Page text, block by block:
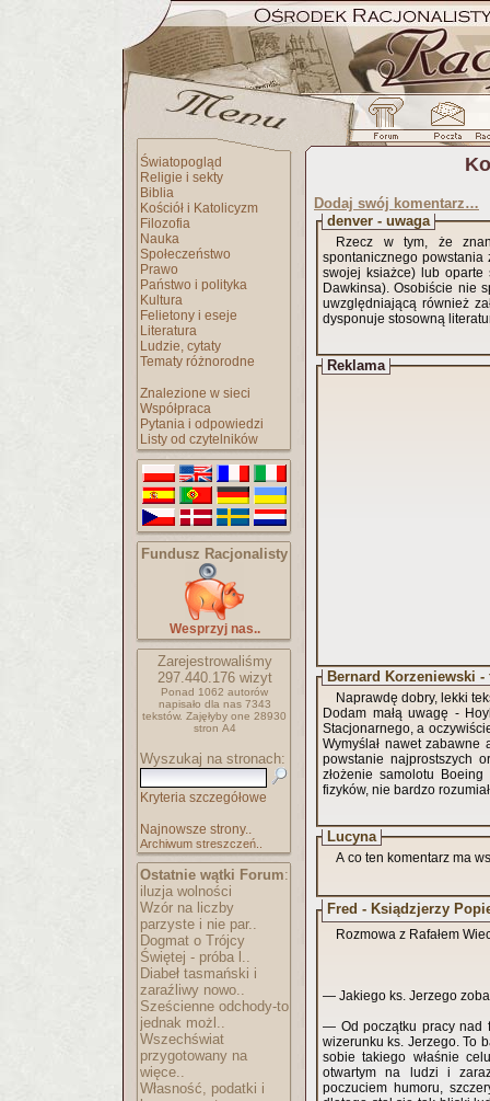
Światopogląd
Religie i sekty
Biblia
Kościół i Katolicyzm
Filozofia
Nauka
Społeczeństwo
Prawo
Państwo i polityka
Kultura
Felietony i eseje
Literatura
Ludzie, cytaty
Tematy różnorodne
Znalezione w sieci
Współpraca
Pytania i odpowiedzi
Listy od czytelników
Fundusz Racjonalisty
Wesprzyj nas..
Zarejestrowaliśmy
297.440.176wizyt
Ponad 1062 autorów
napisało dla nas 7343
tekstów. Zajęłyby one 28930
stron A4
Wyszukaj na stronach:
Kryteria szczegółowe
Najnowsze strony..
Archiwum streszczeń..
Ostatnie wątki Forum:
iluzja wolności
Wzór na liczby
parzyste i nie par..
Dogmat o Trójcy
Świętej - próba l..
Diabeł tasmański i
zaraźliwy nowo..
Sześcienne odchody-to
jednak możl..
Wszechświat
przygotowany na
więce..
Własność, podatki i
Dodaj swój komentarz…
denver - uwaga
Rzecz w tym, że
spontanicznego powstania życia maja charakter opisowy (taka jak np. zrobiło to
swojej ksiażce) lub oparte
Dawkinsa). Osobiście nie
uwzględniającą również
dysponuje stosowną
Reklama
Bernard Korzeniewski -
Naprawdę dobry, lekki
Dodam małą uwagę -
Stacjonarnego, a
Wymyślał nawet
powstanie najprostszych
złożenie samolotu
fizyków, nie bardzo
Lucyna
A co ten komentarz ma
Fred - Ksiądzjerzy
Rozmowa z Rafałem
— Jakiego ks. Jerzego
— Od początku pracy nad
wizerunku ks. Jerzego. To
sobie takiego właśnie
otwartym na ludzi i
poczuciem humoru,